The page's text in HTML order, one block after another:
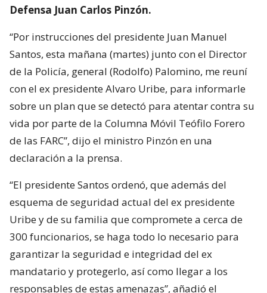
Defensa Juan Carlos Pinzón.
“Por instrucciones del presidente Juan Manuel
Santos, esta mañana (martes) junto con el Director
de la Policía, general (Rodolfo) Palomino, me reuní
con el ex presidente Alvaro Uribe, para informarle
sobre un plan que se detectó para atentar contra su
vida por parte de la Columna Móvil Teófilo Forero
de las FARC”, dijo el ministro Pinzón en una
declaración a la prensa.
“El presidente Santos ordenó, que además del
esquema de seguridad actual del ex presidente
Uribe y de su familia que compromete a cerca de
300 funcionarios, se haga todo lo necesario para
garantizar la seguridad e integridad del ex
mandatario y protegerlo, así como llegar a los
responsables de estas amenazas”, añadió el